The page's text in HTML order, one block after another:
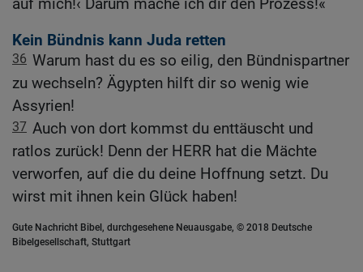
auf mich!‹ Darum mache ich dir den Prozess!«
Kein Bündnis kann Juda retten
36 Warum hast du es so eilig, den Bündnispartner
zu wechseln? Ägypten hilft dir so wenig wie
Assyrien!
37 Auch von dort kommst du enttäuscht und
ratlos zurück! Denn der HERR hat die Mächte
verworfen, auf die du deine Hoffnung setzt. Du
wirst mit ihnen kein Glück haben!
Gute Nachricht Bibel, durchgesehene Neuausgabe, © 2018 Deutsche
Bibelgesellschaft, Stuttgart